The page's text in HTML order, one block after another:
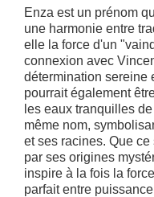
Enza est un prénom
une harmonie entre
elle la force d'un
connexion avec
détermination sereine
pourrait également
les eaux tranquilles
même nom,
et ses racines. Que
par ses origines
inspire à la fois la
parfait entre